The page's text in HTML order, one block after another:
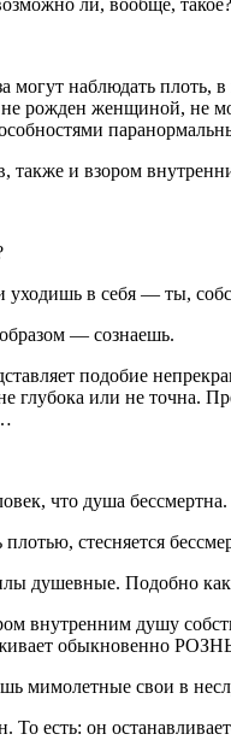
ли, вообще,
наблюдать плоть,
рожден женщиной, не
также и взором
уходишь в себя — ты,
— сознаешь.
подобие
глубока или не точна.
что душа
стесняется
душевные. Подобно
внутренним душу
обыкновенно
мимолетные свои в
. То есть: он